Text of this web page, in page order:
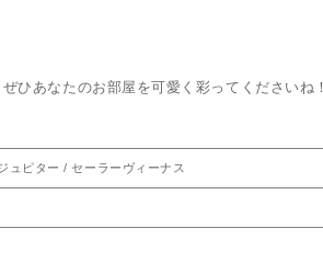
ひあなたのお部屋を可愛く彩ってくださいね！
ュピター / セーラーヴィーナス